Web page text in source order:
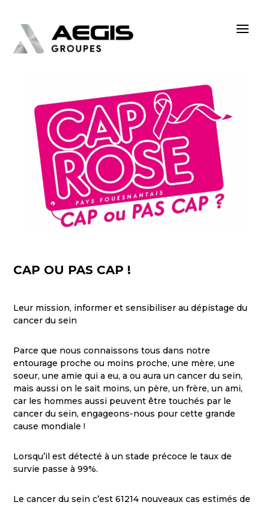
CAP OU PAS CAP !
Leur mission, informer et sensibiliser au dépistage du
cancer du sein
Parce que nous connaissons tous dans notre
entourage proche ou moins proche, une mère, une
soeur, une amie qui a eu, a ou aura un cancer du sein,
mais aussi on le sait moins, un père, un frère, un ami,
car les hommes aussi peuvent être touchés par le
cancer du sein, engageons-nous pour cette grande
cause mondiale !
Lorsqu’il est détecté à un stade précoce le taux de
survie passe à 99%.
Le cancer du sein c’est 61214 nouveaux cas estimés de